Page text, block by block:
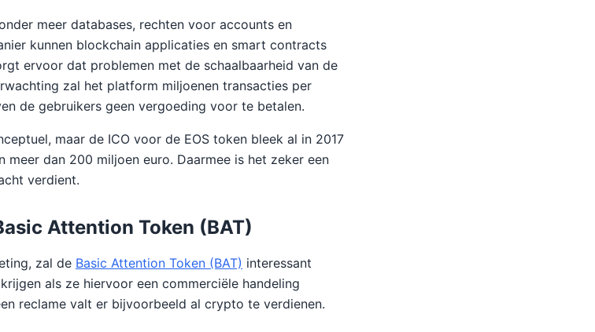
meer databases, rechten voor accounts en
kunnen blockchain applicaties en smart contracts
ervoor dat problemen met de schaalbaarheid van de
zal het platform miljoenen transacties per
de gebruikers geen vergoeding voor te betalen.
maar de ICO voor de EOS token bleek al in 2017
meer dan 200 miljoen euro. Daarmee is het zeker een
verdient.
Attention Token (BAT)
zal de Basic Attention Token (BAT) interessant
als ze hiervoor een commerciële handeling
reclame valt er bijvoorbeeld al crypto te verdienen.